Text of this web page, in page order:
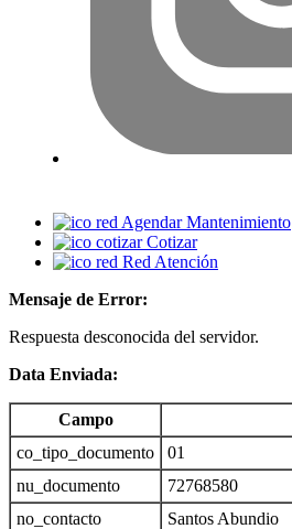
Agendar Mantenimiento
Cotizar
Red Atención
Mensaje de Error:
Respuesta desconocida del servidor.
Data Enviada:
Campo
co_tipo_documento
01
nu_documento
72768580
no_contacto
Santos Abundio